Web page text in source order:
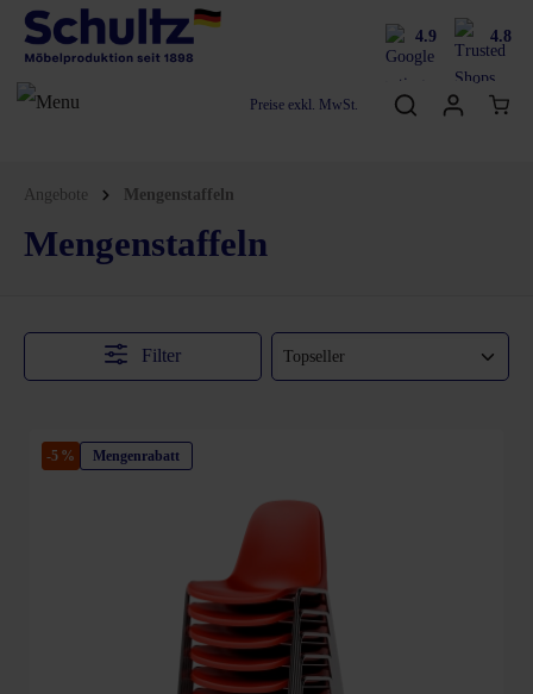
4.9 4.8
Preise exkl. MwSt.
Angebote Mengenstaffeln
Mengenstaffeln
Filter
-5 % Mengenrabatt